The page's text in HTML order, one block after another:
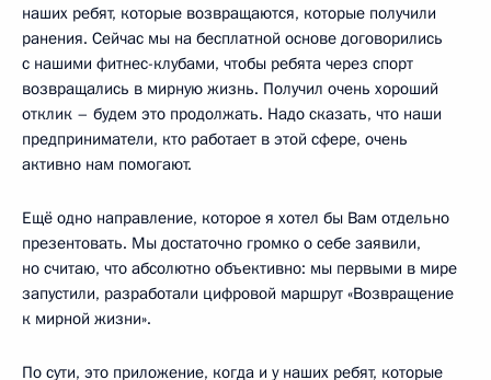
наших ребят, которые возвращаются, которые получили
ранения. Сейчас мы на бесплатной основе договорились
с нашими фитнес-клубами, чтобы ребята через спорт
возвращались в мирную жизнь. Получил очень хороший
отклик – будем это продолжать. Надо сказать, что наши
предприниматели, кто работает в этой сфере, очень
активно нам помогают.
Ещё одно направление, которое я хотел бы Вам отдельно
презентовать. Мы достаточно громко о себе заявили,
но считаю, что абсолютно объективно: мы первыми в мире
запустили, разработали цифровой маршрут «Возвращение
к мирной жизни».
По сути, это приложение, когда и у наших ребят, которые